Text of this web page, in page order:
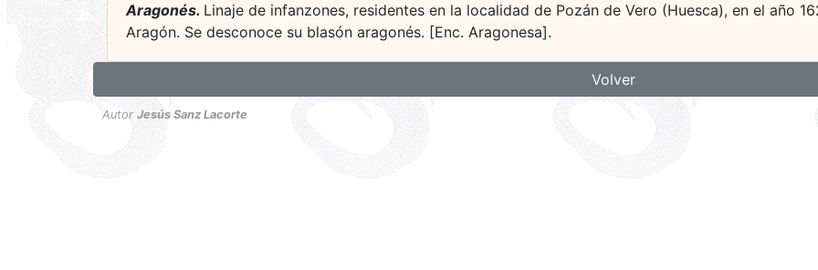
Aragonés. Linaje de infanzones, residentes en la localidad de Pozán de Vero (Huesca), en el año
Aragón. Se desconoce su blasón aragonés. [Enc. Aragonesa].
Volver
Autor Jesús Sanz Lacorte